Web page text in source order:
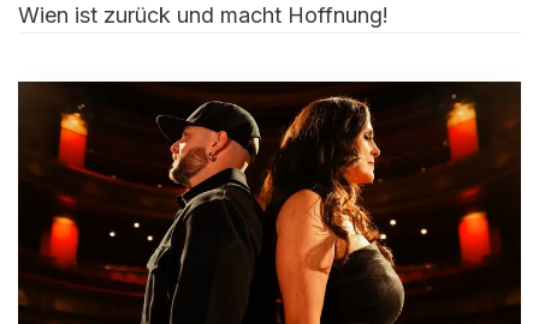
Wien ist zurück und macht Hoffnung!